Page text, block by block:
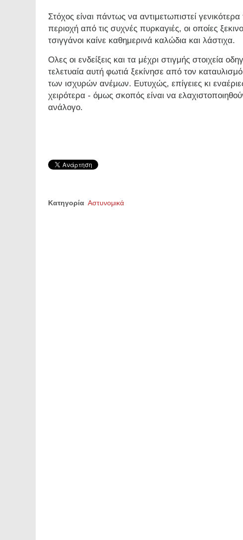
Στόχος είναι πάντως να αντιμετωπιστεί
περιοχή από τις συχνές πυρκαγιές, οι οποίες
τσιγγάνοι καίνε καθημερινά καλώδια και λάστιχα.
Ολες οι ενδείξεις και τα μέχρι στιγμής στοιχεία
τελετυαία αυτή φωτιά ξεκίνησε από τον
των ισχυρών ανέμων. Ευτυχώς, επίγειες κι
χειρότερα - όμως σκοπός είναι να
ανάλογο.
Κατηγορία Αστυνομικά